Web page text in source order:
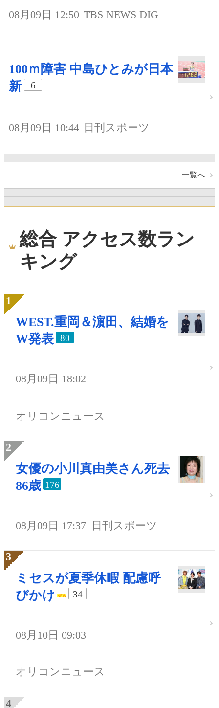
08月09日 12:50 TBS NEWS DIG
100ｍ障害 中島ひとみが日本
新
6
08月09日 10:44 日刊スポーツ
一覧へ
総合 アクセス数ラン
キング
WEST.重岡＆濵田、結婚を
W発表
80
08月09日 18:02
オリコンニュース
女優の小川真由美さん死去
86歳 176
08月09日 17:37 日刊スポーツ
ミセスが夏季休暇 配慮呼
びかけ
34
08月10日 09:03
オリコンニュース